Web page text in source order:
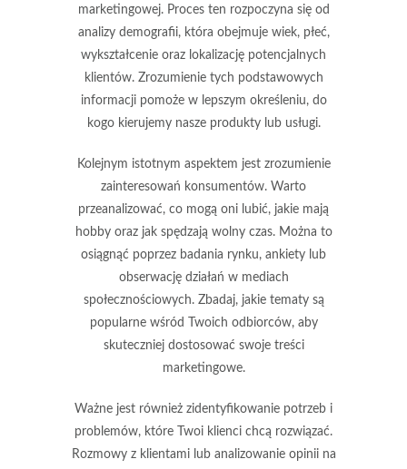
marketingowej. Proces ten rozpoczyna się od
analizy demografii, która obejmuje wiek, płeć,
wykształcenie oraz lokalizację potencjalnych
klientów. Zrozumienie tych podstawowych
informacji pomoże w lepszym określeniu, do
kogo kierujemy nasze produkty lub usługi.
Kolejnym istotnym aspektem jest zrozumienie
zainteresowań konsumentów. Warto
przeanalizować, co mogą oni lubić, jakie mają
hobby oraz jak spędzają wolny czas. Można to
osiągnąć poprzez badania rynku, ankiety lub
obserwację działań w mediach
społecznościowych. Zbadaj, jakie tematy są
popularne wśród Twoich odbiorców, aby
skuteczniej dostosować swoje treści
marketingowe.
Ważne jest również zidentyfikowanie potrzeb i
problemów, które Twoi klienci chcą rozwiązać.
Rozmowy z klientami lub analizowanie opinii na